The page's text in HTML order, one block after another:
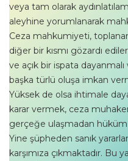
veya tam olarak
aleyhine yorumlanarak
Ceza mahkumiyeti, toplanan
diğer bir kısmı gözardı
ve açık bir ispata
başka türlü oluşa imkan
Yüksek de olsa ihtimale
karar vermek, ceza
gerçeğe ulaşmadan
Yine şüpheden sanık
karşımıza çıkmaktadır. Bu